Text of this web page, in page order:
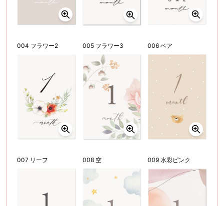
004 フラワー2 005 フラワー3 006 ベア
007 リーフ 008 空 009 水彩ピンク